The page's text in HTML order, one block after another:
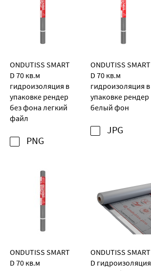
ONDUTISS SMART
D 70 кв.м
гидроизоляция в
упаковке рендер
без фона легкий
файл
PNG
ONDUTISS SMART
D 70 кв.м
гидроизоляция в
упаковке рендер
белый фон
JPG
ONDUTISS SMART
D 70 кв.м
ONDUTISS SMART
D гидроизоляция